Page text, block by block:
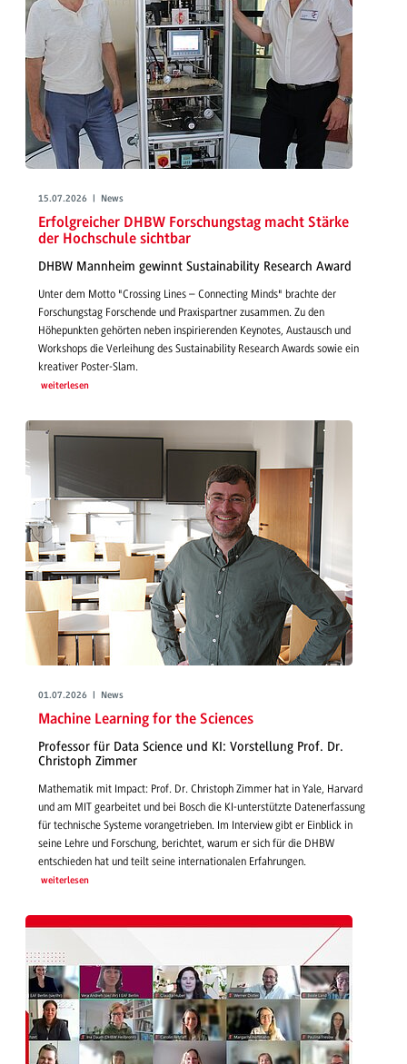
15.07.2026 | News
Erfolgreicher DHBW Forschungstag macht Stärke
der Hochschule sichtbar
DHBW Mannheim gewinnt Sustainability Research Award
Unter dem Motto "Crossing Lines – Connecting Minds" brachte der
Forschungstag Forschende und Praxispartner zusammen. Zu den
Höhepunkten gehörten neben inspirierenden Keynotes, Austausch und
Workshops die Verleihung des Sustainability Research Awards sowie ein
kreativer Poster-Slam.
weiterlesen
01.07.2026 | News
Machine Learning for the Sciences
Professor für Data Science und KI: Vorstellung Prof. Dr.
Christoph Zimmer
Mathematik mit Impact: Prof. Dr. Christoph Zimmer hat in Yale, Harvard
und am MIT gearbeitet und bei Bosch die KI-unterstützte Datenerfassung
für technische Systeme vorangetrieben. Im Interview gibt er Einblick in
seine Lehre und Forschung, berichtet, warum er sich für die DHBW
entschieden hat und teilt seine internationalen Erfahrungen.
weiterlesen